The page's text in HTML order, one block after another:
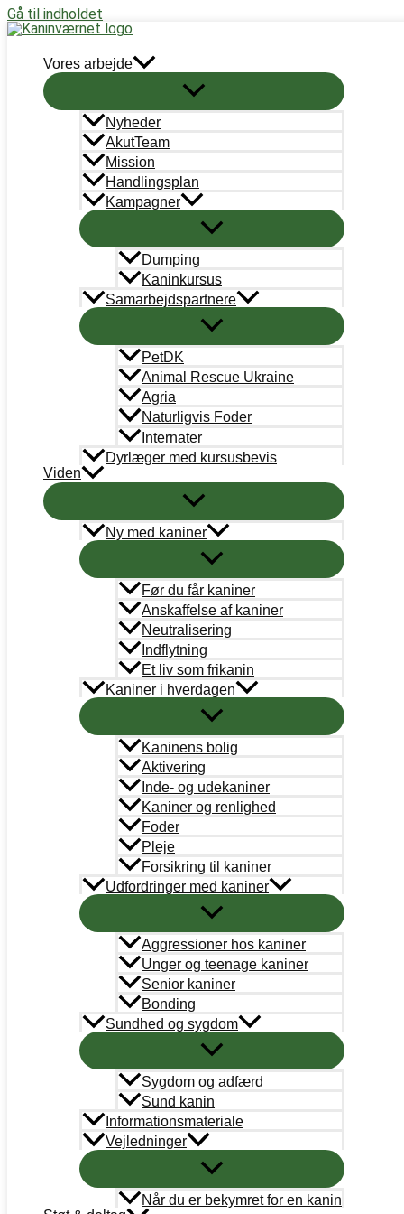
Gå til indholdet
Vores arbejde
Nyheder
AkutTeam
Mission
Handlingsplan
Kampagner
Dumping
Kaninkursus
Samarbejdspartnere
PetDK
Animal Rescue Ukraine
Agria
Naturligvis Foder
Internater
Dyrlæger med kursusbevis
Viden
Ny med kaniner
Før du får kaniner
Anskaffelse af kaniner
Neutralisering
Indflytning
Et liv som frikanin
Kaniner i hverdagen
Kaninens bolig
Aktivering
Inde- og udekaniner
Kaniner og renlighed
Foder
Pleje
Forsikring til kaniner
Udfordringer med kaniner
Aggressioner hos kaniner
Unger og teenage kaniner
Senior kaniner
Bonding
Sundhed og sygdom
Sygdom og adfærd
Sund kanin
Informationsmateriale
Vejledninger
Når du er bekymret for en kanin
Støt nu
Generalforsamling
KANINVÆRNETS GF OG
/Sara Lee Olsen
KANINVÆRNETS GF OG LANDSMØDE – EN SKØN DAG I
TILMELD DIG KANINVÆRNETS
Medlemskab/Sara Lee Olsen
TILMELD DIG KANINVÆRNETS GENERALFORSAMLING OG
KANINVÆRNETS
Medlemskab/Sara Lee Olsen
KANINVÆRNETS GENERALFORSAMLING 2025
Read More »
KANINVÆRNET AFHOLDER EX
Sara Lee Olsen
KANINVÆRNET AFHOLDER EX ORDINÆR
REPORTAGE FRA KANINVÆRNETS
Medlemskab/
Sara Lee Olsen
REPORTAGE FRA KANINVÆRNETS GF OG LANDSMØDE – EN
HØR OM KANINVÆRNETS
DYRS VELFÆRD PÅ
/Linda